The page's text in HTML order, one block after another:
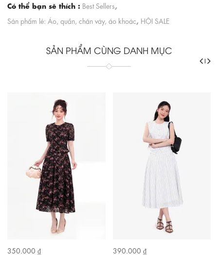
Có thể bạn sẽ thích : Best Sellers,
Sản phẩm lẻ: Áo, quần, chân váy, áo khoác, HỘI SALE
SẢN PHẨM CÙNG DANH MỤC
350.000 ₫
390.000 ₫